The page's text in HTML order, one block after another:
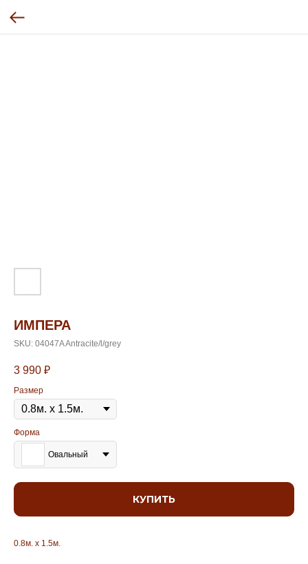
ИМПЕРА
SKU: 04047A Antracite/l/grey
3 990 ₽
Размер
Форма
Овальный
КУПИТЬ
0.8м. х 1.5м.